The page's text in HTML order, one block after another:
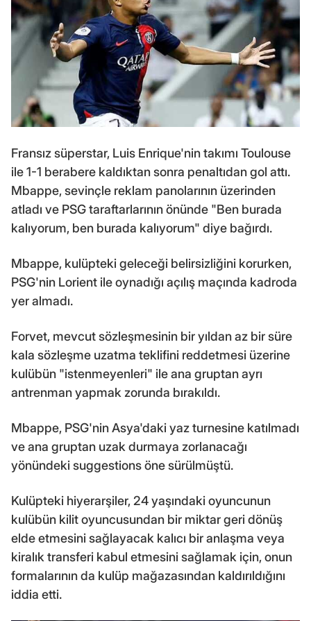
Fransız süperstar, Luis Enrique'nin takımı Toulouse
ile 1-1 berabere kaldıktan sonra penaltıdan gol attı.
Mbappe, sevinçle reklam panolarının üzerinden
atladı ve PSG taraftarlarının önünde "Ben burada
kalıyorum, ben burada kalıyorum" diye bağırdı.
Mbappe, kulüpteki geleceği belirsizliğini korurken,
PSG'nin Lorient ile oynadığı açılış maçında kadroda
yer almadı.
Forvet, mevcut sözleşmesinin bir yıldan az bir süre
kala sözleşme uzatma teklifini reddetmesi üzerine
kulübün "istenmeyenleri" ile ana gruptan ayrı
antrenman yapmak zorunda bırakıldı.
Mbappe, PSG'nin Asya'daki yaz turnesine katılmadı
ve ana gruptan uzak durmaya zorlanacağı
yönündeki suggestions öne sürülmüştü.
Kulüpteki hiyerarşiler, 24 yaşındaki oyuncunun
kulübün kilit oyuncusundan bir miktar geri dönüş
elde etmesini sağlayacak kalıcı bir anlaşma veya
kiralık transferi kabul etmesini sağlamak için, onun
formalarının da kulüp mağazasından kaldırıldığını
iddia etti.